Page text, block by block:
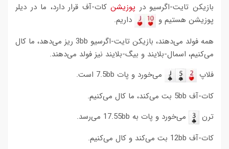
بازیکن تایت-اگرسیو در پوزیشنکات-آف قرار دارد، ما در دیلر
پوزیشن هستیم و
داریم.
همه فولد می‌دهند، بازیکن تایت-اگرسیو 3bb ریز می‌دهد، ما کال
می‌کنیم، اسمال-بلایند و بیگ-بلایند نیز فولد می‌دهند.
فلاپ
می‌خورد و پات 7.5bb است.
کات-آف 5bb بت می‌کند، ما کال می‌کنیم.
ترن
می‌خورد و پات به 17.55bb می‌رسد.
کات-آف 12bb بت می‌کند و کال می‌کنیم.